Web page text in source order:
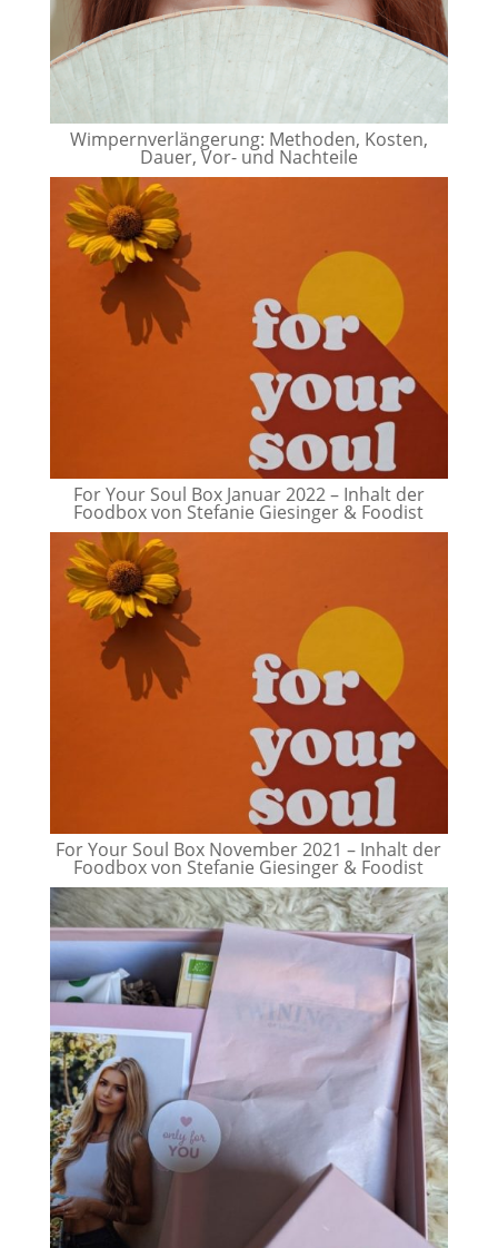
Wimpernverlängerung: Methoden, Kosten,
Dauer, Vor- und Nachteile
For Your Soul Box Januar 2022 – Inhalt der
Foodbox von Stefanie Giesinger & Foodist
For Your Soul Box November 2021 – Inhalt der
Foodbox von Stefanie Giesinger & Foodist